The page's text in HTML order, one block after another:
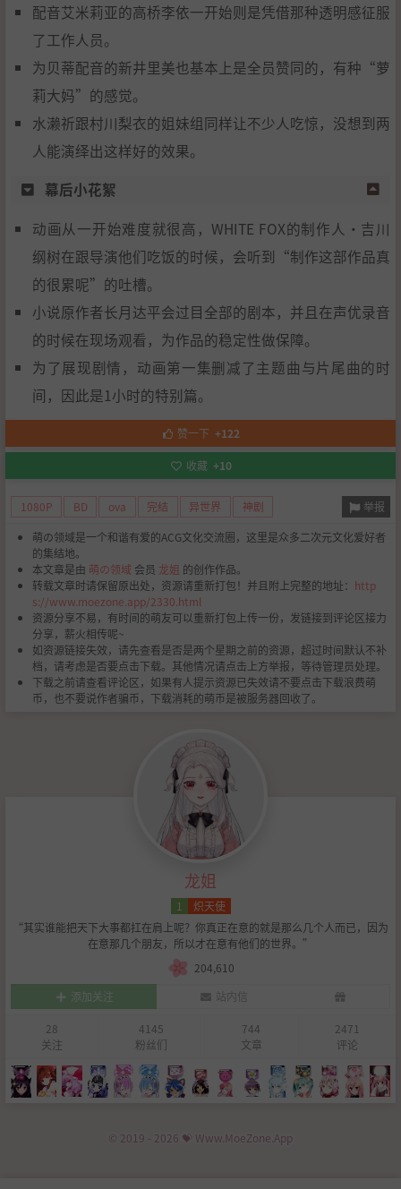
配音艾米莉亚的高桥李依一开始则是凭借那种透明感征服
了工作人员。
为贝蒂配音的新井里美也基本上是全员赞同的，有种“萝
莉大妈”的感觉。
水濑祈跟村川梨衣的姐妹组同样让不少人吃惊，没想到两
人能演绎出这样好的效果。
幕后小花絮
动画从一开始难度就很高，WHITE FOX的制作人·吉川
纲树在跟导演他们吃饭的时候，会听到“制作这部作品真
的很累呢”的吐槽。
小说原作者长月达平会过目全部的剧本，并且在声优录音
的时候在现场观看，为作品的稳定性做保障。
为了展现剧情，动画第一集删减了主题曲与片尾曲的时
间，因此是1小时的特别篇。
赞一下 +122
收藏 +10
1080P BD ova 完结 异世界 神剧 举报
萌の领域是一个和谐有爱的ACG文化交流圈，这里是众多二次元文化爱好者
的集结地。
本文章是由 萌の领域 会员 龙姐 的创作作品。
转载文章时请保留原出处，资源请重新打包！并且附上完整的地址： http
s://www.moezone.app/2330.html
资源分享不易，有时间的萌友可以重新打包上传一份，发链接到评论区接力
分享，薪火相传呢~
如资源链接失效，请先查看是否是两个星期之前的资源，超过时间默认不补
档，请考虑是否要点击下载。其他情况请点击上方举报，等待管理员处理。
下载之前请查看评论区，如果有人提示资源已失效请不要点击下载浪费萌
币，也不要说作者骗币，下载消耗的萌币是被服务器回收了。
龙姐
1
炽天使
“其实谁能把天下大事都扛在肩上呢？你真正在意的就是那么几个人而已，因为
在意那几个朋友，所以才在意有他们的世界。”
204,610
添加关注
站内信
28
关注
4145
粉丝们
744
文章
2471
评论
© 2019 - 2026 💝 Www.MoeZone.App